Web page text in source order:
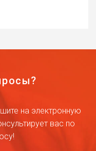
на электронную
вас по